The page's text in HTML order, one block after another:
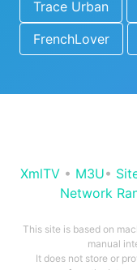
Trace Urban
FrenchLover
XmlTV • M3U•
Network
This site is based on
manual
It does not store or